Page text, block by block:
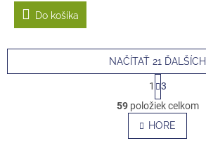
Do košíka
O
v
l
á
NAČÍTAŤ 21 ĎALŠÍCH
S
t
r
á
n
k
1
3
59položiek celkom
HORE